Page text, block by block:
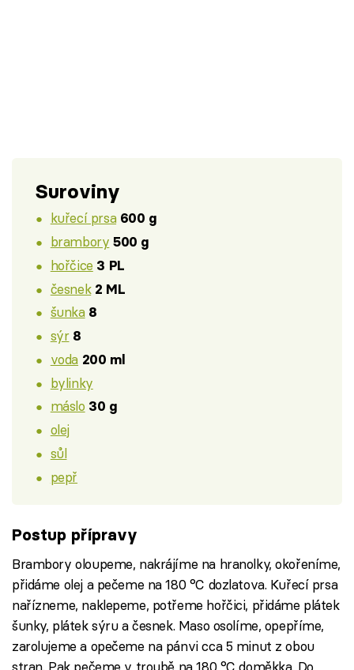
Suroviny
kuřecí prsa 600 g
brambory 500 g
hořčice 3 PL
česnek 2 ML
šunka 8
sýr 8
voda 200 ml
bylinky
máslo 30 g
olej
sůl
pepř
Postup přípravy
Brambory oloupeme, nakrájíme na hranolky, okořeníme,
přidáme olej a pečeme na 180 °C dozlatova. Kuřecí prsa
nařízneme, naklepeme, potřeme hořčici, přidáme plátek
šunky, plátek sýru a česnek. Maso osolíme, opepříme,
zarolujeme a opečeme na pánvi cca 5 minut z obou
stran. Pak pečeme v troubě na 180 °C doměkka. Do